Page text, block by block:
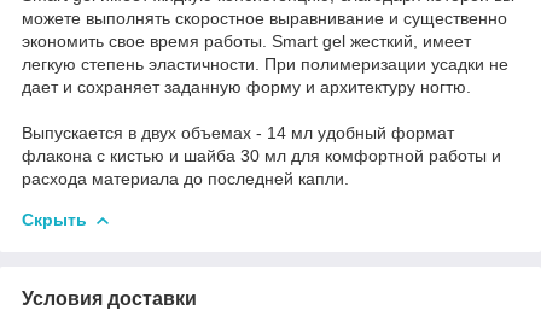
можете выполнять скоростное выравнивание и существенно
экономить свое время работы. Smart gel жесткий, имеет
легкую степень эластичности. При полимеризации усадки не
дает и сохраняет заданную форму и архитектуру ногтю.
Выпускается в двух объемах - 14 мл удобный формат
флакона с кистью и шайба 30 мл для комфортной работы и
расхода материала до последней капли.
Скрыть
Условия доставки